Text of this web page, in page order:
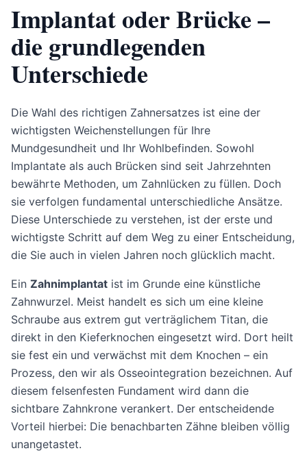
Implantat oder Brücke –
die grundlegenden
Unterschiede
Die Wahl des richtigen Zahnersatzes ist eine der
wichtigsten Weichenstellungen für Ihre
Mundgesundheit und Ihr Wohlbefinden. Sowohl
Implantate als auch Brücken sind seit Jahrzehnten
bewährte Methoden, um Zahnlücken zu füllen. Doch
sie verfolgen fundamental unterschiedliche Ansätze.
Diese Unterschiede zu verstehen, ist der erste und
wichtigste Schritt auf dem Weg zu einer Entscheidung,
die Sie auch in vielen Jahren noch glücklich macht.
Ein Zahnimplantat ist im Grunde eine künstliche
Zahnwurzel. Meist handelt es sich um eine kleine
Schraube aus extrem gut verträglichem Titan, die
direkt in den Kieferknochen eingesetzt wird. Dort heilt
sie fest ein und verwächst mit dem Knochen – ein
Prozess, den wir als Osseointegration bezeichnen. Auf
diesem felsenfesten Fundament wird dann die
sichtbare Zahnkrone verankert. Der entscheidende
Vorteil hierbei: Die benachbarten Zähne bleiben völlig
unangetastet.